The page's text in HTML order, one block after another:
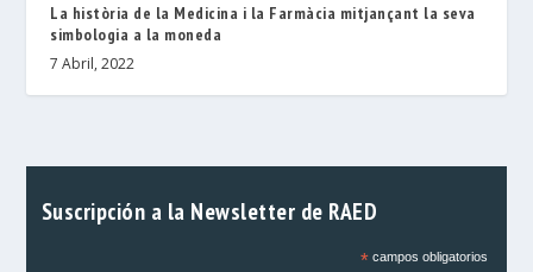
La història de la Medicina i la Farmàcia mitjançant la seva
simbologia a la moneda
7 Abril, 2022
Suscripción a la Newsletter de RAED
*campos obligatorios